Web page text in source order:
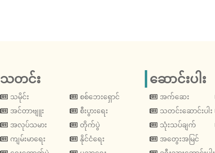
သတင်း
သမိုင်း
အင်တာဗျူး
အလုပ်သမား
ကျမ်းမာရေး
စစ်ဘေးရှောင်
စီးပွားရေး
တိုက်ပွဲ
နိုင်ငံရေး
ဆောင်းပါး
အက်ဆေး
သတင်းဆောင်းပါး
သုံးသပ်ချက်
အတွေးအမြင်